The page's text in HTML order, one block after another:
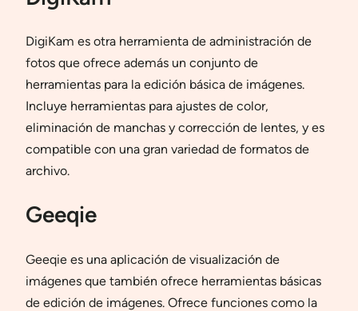
DigiKam es otra herramienta de administración de
fotos que ofrece además un conjunto de
herramientas para la edición básica de imágenes.
Incluye herramientas para ajustes de color,
eliminación de manchas y corrección de lentes, y es
compatible con una gran variedad de formatos de
archivo.
Geeqie
Geeqie es una aplicación de visualización de
imágenes que también ofrece herramientas básicas
de edición de imágenes. Ofrece funciones como la